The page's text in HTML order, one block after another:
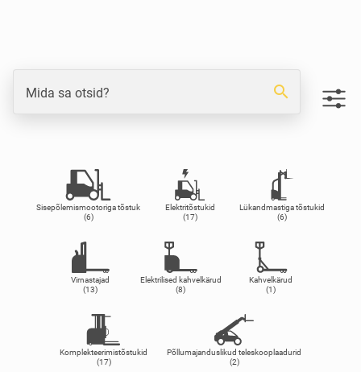
Mida sa otsid? search
Sisepõlemismootoriga tõstuk
(6)
Elektritõstukid
(17)
Lükandmastiga tõstukid
(6)
Virnastajad
(13)
Elektrilised kahvelkärud
(8)
Kahvelkärud
(1)
Komplekteerimistõstukid
(17)
Põllumajanduslikud teleskooplaadurid
(2)